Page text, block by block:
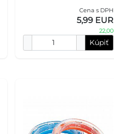
Bavorska a obsahuje vysoký
obsah hrubej vlákniny, ktorá
Cena s DPH
5,99 EUR
22,00
Kúpiť